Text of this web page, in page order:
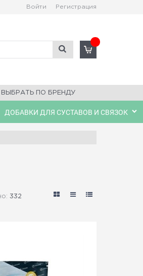
Войти Регистрация
ВЫБРАТЬ ПО БРЕНДУ
ДОБАВКИ ДЛЯ СУСТАВОВ И СВЯЗОК
332